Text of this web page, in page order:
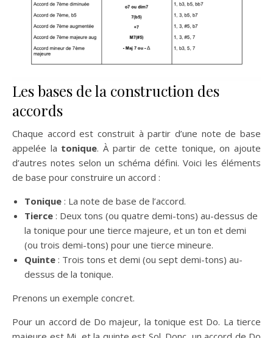
Les bases de la construction des
accords
Chaque accord est construit à partir d’une note de base
appelée la tonique. À partir de cette tonique, on ajoute
d’autres notes selon un schéma défini. Voici les éléments
de base pour construire un accord :
Tonique : La note de base de l’accord.
Tierce : Deux tons (ou quatre demi-tons) au-dessus de
la tonique pour une tierce majeure, et un ton et demi
(ou trois demi-tons) pour une tierce mineure.
Quinte : Trois tons et demi (ou sept demi-tons) au-
dessus de la tonique.
Prenons un exemple concret.
Pour un accord de Do majeur, la tonique est Do. La tierce